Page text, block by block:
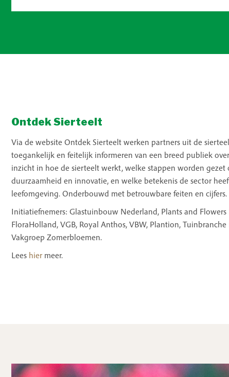
Ontdek Sierteelt
Via de website Ontdek Sierteelt werken partners uit de
toegankelijk en feitelijk informeren van een breed publiek
inzicht in hoe de sierteelt werkt, welke stappen worden gezet
duurzaamheid en innovatie, en welke betekenis de sector
leefomgeving. Onderbouwd met betrouwbare feiten en cijfers.
Initiatiefnemers: Glastuinbouw Nederland, Plants and
FloraHolland, VGB, Royal Anthos, VBW, Plantion, Tuinbranche
Vakgroep Zomerbloemen.
Lees hiermeer.